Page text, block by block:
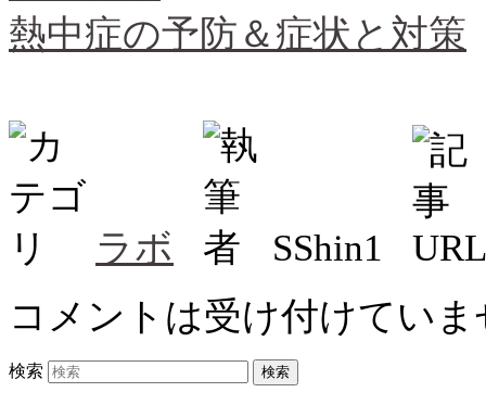
熱中症の予防＆症状と対策
ラボ
SShin1
コメントは受け付けてい
検索